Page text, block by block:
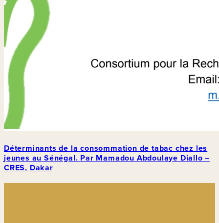
Déterminants de la consommation de tabac chez les
jeunes au Sénégal. Par Mamadou Abdoulaye Diallo –
CRES, Dakar